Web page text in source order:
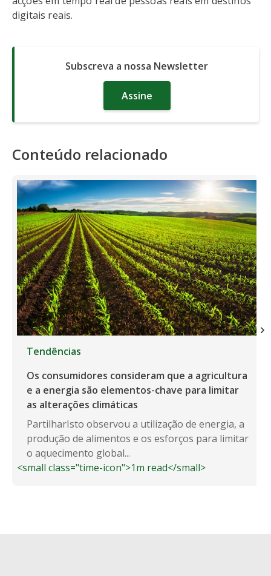
digitais reais.
Subscreva a nossa Newsletter
Assine
Conteúdo relacionado
Tendências
Os consumidores consideram que a agricultura
e a energia são elementos-chave para limitar
as alterações climáticas
PartilharIsto observou a utilização de energia, a
produção de alimentos e os esforços para limitar
o aquecimento global...
<small class="time-icon">1m read</small>